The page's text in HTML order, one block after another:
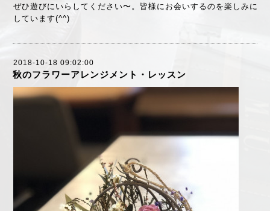
ぜひ遊びにいらしてください〜。皆様にお会いするのを楽しみに
しています(^^)
2018-10-18 09:02:00
秋のフラワーアレンジメント・レッスン